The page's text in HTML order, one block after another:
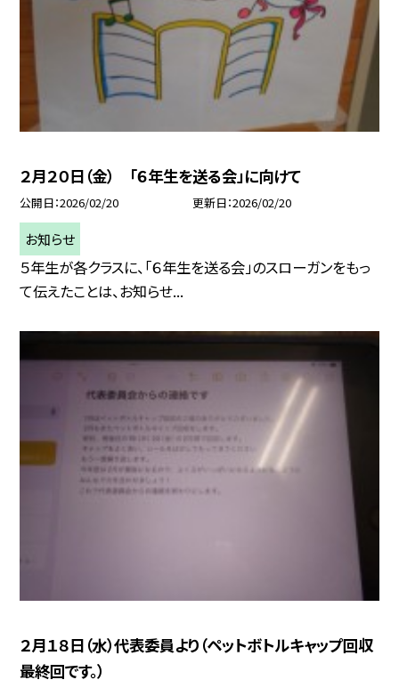
２月２０日（金） 「６年生を送る会」に向けて
公開日 2026/02/20 更新日 2026/02/20
お知らせ
５年生が各クラスに、「６年生を送る会」のスローガンをもっ
て伝えたことは、お知らせ...
２月１８日（水）代表委員より（ペットボトルキャップ回収
最終回です。）